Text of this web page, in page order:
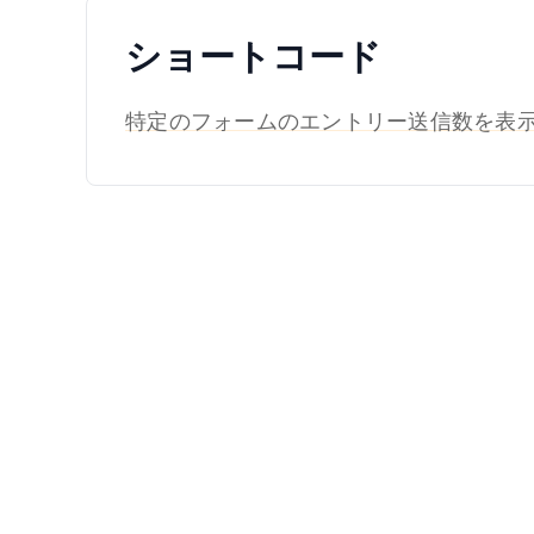
ショートコード
特定のフォームのエントリー送信数を表